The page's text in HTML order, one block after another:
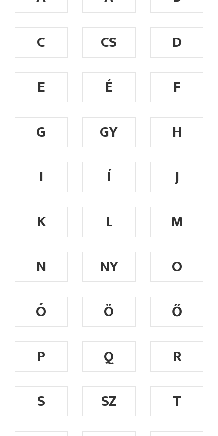
C
CS
D
E
É
F
G
GY
H
I
Í
J
K
L
M
N
NY
O
Ó
Ö
Ő
P
Q
R
S
SZ
T